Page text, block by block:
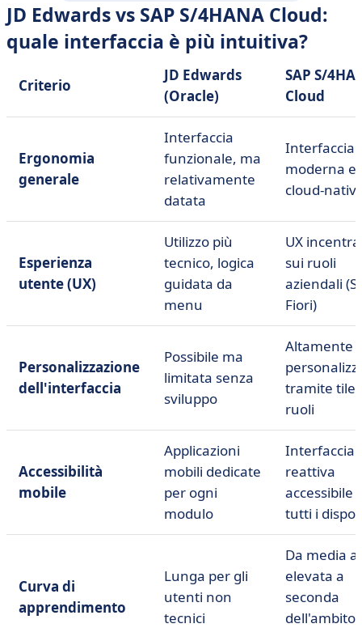
JD Edwards vs SAP S/4HANA Cloud:
quale interfaccia è più intuitiva?
Criterio
JD Edwards
(Oracle)
SAP S/
Cloud
Ergonomia
generale
Interfaccia
funzionale, ma
relativamente
datata
Interfaccia
moderna e
cloud-
Esperienza
utente (UX)
Utilizzo più
tecnico, logica
guidata da
menu
UX
sui ruoli
aziendali
Fiori)
Personalizzazione
dell'interfaccia
Possibile ma
limitata senza
sviluppo
Altamente
tramite tile
ruoli
Accessibilità
mobile
Applicazioni
mobili dedicate
per ogni
modulo
Interfaccia
reattiva
accessibile
tutti i
Curva di
apprendimento
Lunga per gli
utenti non
tecnici
Da media a
elevata a
seconda
dell'ambito